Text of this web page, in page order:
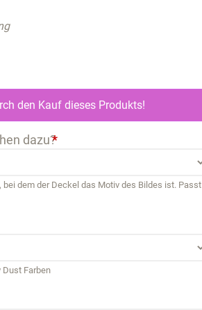
den Kauf dieses Produkts!
dazu?
*
dem der Deckel das Motiv des Bildes ist. Passt
Dust Farben